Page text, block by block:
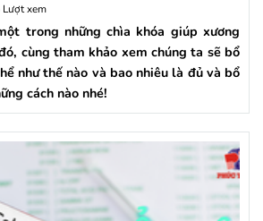
xem
trong những chìa khóa giúp xương
cùng tham khảo xem chúng ta sẽ bổ
như thế nào và bao nhiêu là đủ và bổ
cách nào nhé!